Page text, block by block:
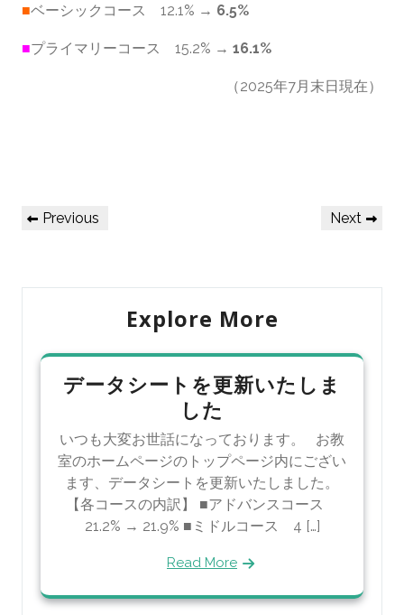
■ベーシックコース 12.1% → 6.5%
■プライマリーコース 15.2% → 16.1%
（2025年7月末日現在）
Previous Next
Explore More
データシートを更新いたしま
した
いつも大変お世話になっております。 お教
室のホームページのトップページ内にござい
ます、データシートを更新いたしました。
【各コースの内訳】 ■アドバンスコース
21.2% → 21.9% ■ミドルコース 4 […]
Read More